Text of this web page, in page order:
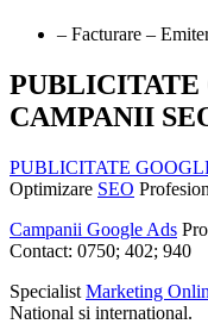
– Facturare –
PUBLICITATE
CAMPANII
PUBLICITATE
Optimizare SEO
Campanii Google Ads
Contact: 0750; 402; 940
Specialist Marketing
National si international.